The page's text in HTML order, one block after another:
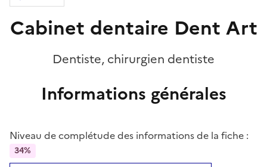
Cabinet dentaire Dent Art
Dentiste, chirurgien dentiste
Informations générales
Niveau de complétude des informations de la fiche :
34%